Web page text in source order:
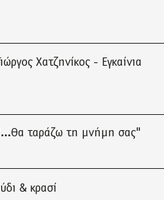
Χατζηνίκος - Εγκαίνια
ταράζω τη μνήμη σας"
& κρασί